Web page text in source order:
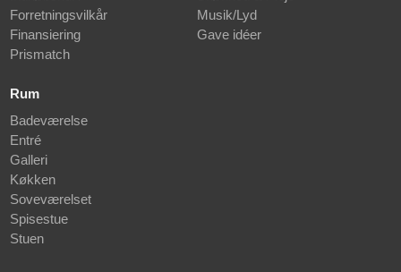
Forretningsvilkår
Finansiering
Prismatch
Musik/Lyd
Gave idéer
Rum
Badeværelse
Entré
Galleri
Køkken
Soveværelset
Spisestue
Stuen